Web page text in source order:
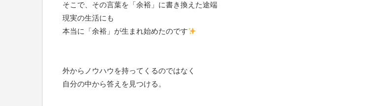
そこで、その言葉を「余裕」に書き換えた途端
現実の生活にも
本当に「余裕」が生まれ始めたのです
外からノウハウを持ってくるのではなく
自分の中から答えを見つける。